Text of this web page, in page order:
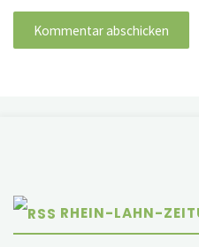
RHEIN-LAHN-